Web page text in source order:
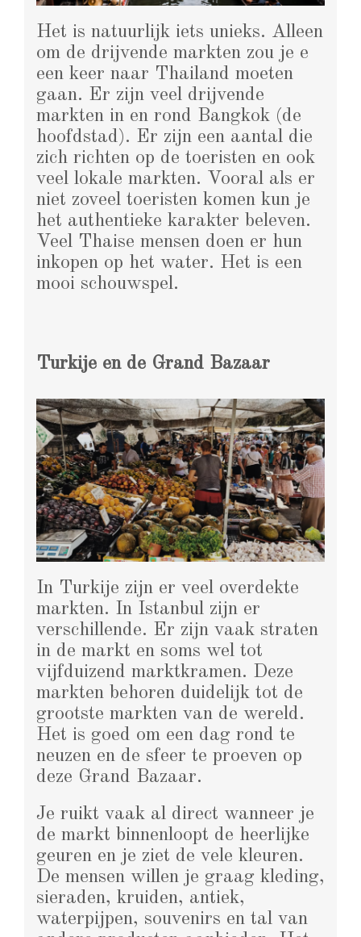
Het is natuurlijk iets unieks. Alleen
om de drijvende markten zou je e
een keer naar Thailand moeten
gaan. Er zijn veel drijvende
markten in en rond Bangkok (de
hoofdstad). Er zijn een aantal die
zich richten op de toeristen en ook
veel lokale markten. Vooral als er
niet zoveel toeristen komen kun je
het authentieke karakter beleven.
Veel Thaise mensen doen er hun
inkopen op het water. Het is een
mooi schouwspel.
Turkije en de Grand Bazaar
In Turkije zijn er veel overdekte
markten. In Istanbul zijn er
verschillende. Er zijn vaak straten
in de markt en soms wel tot
vijfduizend marktkramen. Deze
markten behoren duidelijk tot de
grootste markten van de wereld.
Het is goed om een dag rond te
neuzen en de sfeer te proeven op
deze Grand Bazaar.
Je ruikt vaak al direct wanneer je
de markt binnenloopt de heerlijke
geuren en je ziet de vele kleuren.
De mensen willen je graag kleding,
sieraden, kruiden, antiek,
waterpijpen, souvenirs en tal van